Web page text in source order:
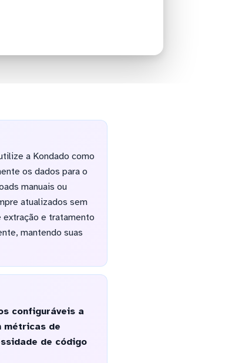
a Kondado como
os dados para o
manuais ou
atualizados sem
extração e tratamento
mantendo suas
configuráveis a
métricas de
de código